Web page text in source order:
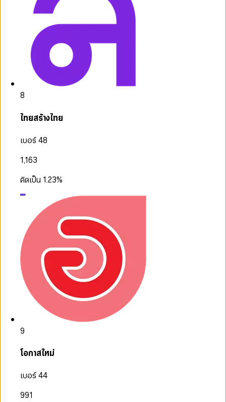
8
ไทยสร้างไทย
เบอร์ 48
1,163
คิดเป็น 1.23%
9
โอกาสใหม่
เบอร์ 44
991